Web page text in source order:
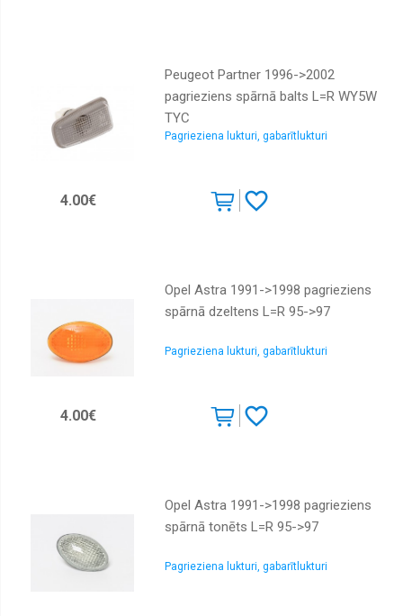
Peugeot Partner 1996->2002
pagrieziens spārnā balts L=R WY5W
TYC
Pagrieziena lukturi, gabarītlukturi
4.00€
Opel Astra 1991->1998 pagrieziens
spārnā dzeltens L=R 95->97
Pagrieziena lukturi, gabarītlukturi
4.00€
Opel Astra 1991->1998 pagrieziens
spārnā tonēts L=R 95->97
Pagrieziena lukturi, gabarītlukturi